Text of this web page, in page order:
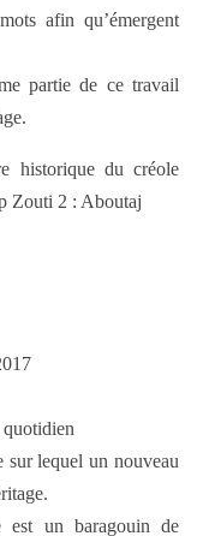
afin qu’émergent
partie de ce travail
historique du créole
Zouti 2 : Aboutaj
quotidien
lequel un nouveau
est un baragouin de